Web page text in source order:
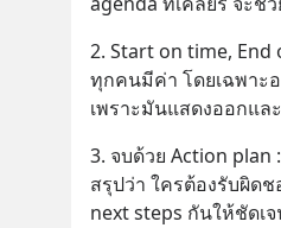
2. Start on time, End
ทุกคนมีค่า โดยเฉพาะ
เพราะมันแสดงออกแ
3. จบด้วย Action
สรุปว่า ใครต้องรับผิดช
next steps กันให้ชัดเ